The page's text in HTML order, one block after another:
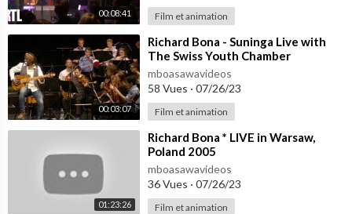
00:08:41 Film et animation
00:03:07
⁣Richard Bona - Suninga Live with
The Swiss Youth Chamber
Orchestra
mboasawavideos
58 Vues · 07/26/23
Film et animation
01:23:26
⁣Richard Bona * LIVE in Warsaw,
Poland 2005
mboasawavideos
36 Vues · 07/26/23
Film et animation